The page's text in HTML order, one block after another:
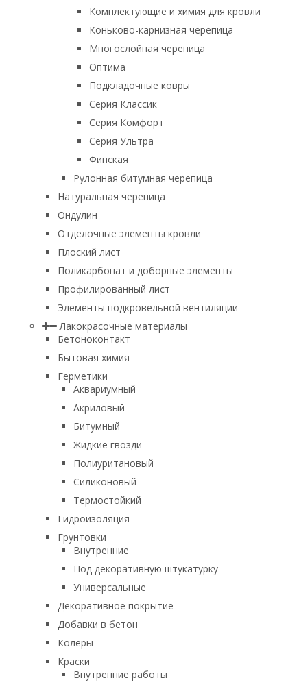
Комплектующие и химия для кровли
Коньково-карнизная черепица
Многослойная черепица
Оптима
Подкладочные ковры
Серия Классик
Серия Комфорт
Серия Ультра
Финская
Рулонная битумная черепица
Натуральная черепица
Ондулин
Отделочные элементы кровли
Плоский лист
Поликарбонат и доборные элементы
Профилированный лист
Элементы подкровельной вентиляции
Лакокрасочные материалы
Бетоноконтакт
Бытовая химия
Герметики
Аквариумный
Акриловый
Битумный
Жидкие гвозди
Полиуритановый
Силиконовый
Термостойкий
Гидроизоляция
Грунтовки
Внутренние
Под декоративную штукатурку
Универсальные
Декоративное покрытие
Добавки в бетон
Колеры
Краски
Внутренние работы